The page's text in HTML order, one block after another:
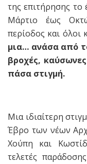
της επιτήρησης το
Μάρτιο έως
περίοδος και όλοι
μια… ανάσα από
βροχές,
πάσα στιγμή.
Μια ιδιαίτερη
Έβρο των νέων
Χούπη και
τελετές